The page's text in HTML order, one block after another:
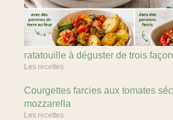
ratatouille à déguster de trois
Les recettes
Courgettes farcies aux tomates
mozzarella
Les recettes